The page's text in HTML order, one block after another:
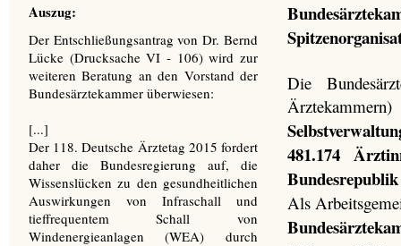
Auszug:
Der Entschließungsantrag von Dr. Bernd
Lücke (Drucksache VI - 106) wird zur
weiteren Beratung an den Vorstand der
Bundesärztekammer überwiesen:
[...]
Der 118. Deutsche Ärztetag 2015 fordert
daher die Bundesregierung auf, die
Wissenslücken zu den gesundheitlichen
Auswirkungen von Infraschall und
tieffrequentem Schall von
Windenergieanlagen (WEA) durch
Die
481.174
Als